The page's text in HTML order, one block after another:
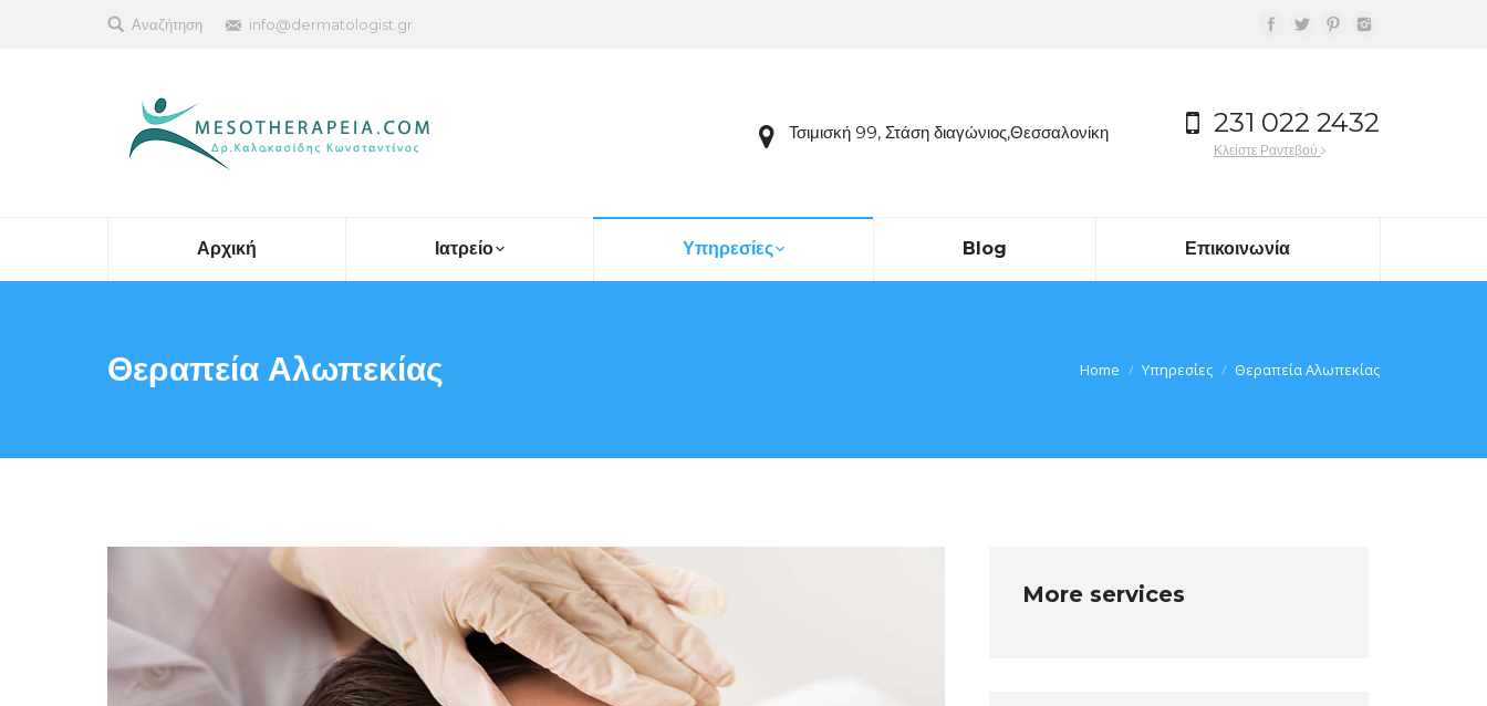
Search:
Αναζήτηση info@dermatologist.gr Facebook
TwitterPinterestInstagram
Τσιμισκή 99, Στάση διαγώνιος,Θεσσαλονίκη 231 022 2432
Κλείστε Ραντεβού
Αρχική Ιατρείο Υπηρεσίες Blog Επικοινωνία
Θεραπεία Αλωπεκίας Home Υπηρεσίες Θεραπεία Αλωπεκίας
More services